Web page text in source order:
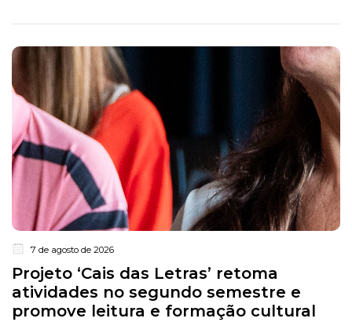
7 de agosto de 2026
Projeto ‘Cais das Letras’ retoma
atividades no segundo semestre e
promove leitura e formação cultural